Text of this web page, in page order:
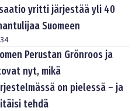
yritti järjestää yli 40
Suomeen
Perustan Grönroos ja
nyt, mikä
on pielessä – ja
tehdä